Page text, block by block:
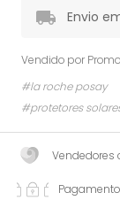
Envio
Vendido por
#la roche posay
#protetores
Vendedores
Pagamento